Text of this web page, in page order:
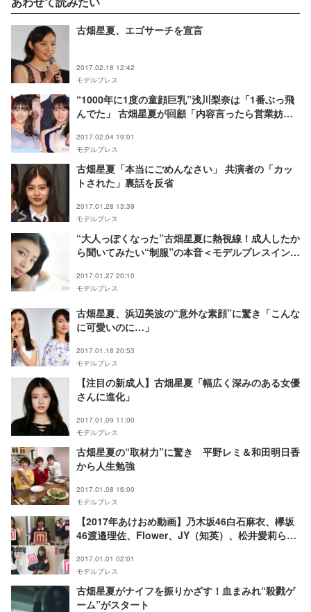
古畑星夏、エゴサーチを宣言
2017.02.18 12:42
モデルプレス
“1000年に1度の童顔巨乳”浅川梨奈は「1番ぶっ飛
んでた」 古畑星夏が回顧「内容言ったら営業妨害
2017.02.04 19:01
モデルプレス
古畑星夏「本当にごめんなさい」 共演者の「カッ
トされた」裏話を反省
2017.01.28 13:39
モデルプレス
“大人っぽくなった”古畑星夏に熱視線！成人したか
ら聞いてみたい“制服”の本音＜モデルプレスインタ
2017.01.27 20:10
モデルプレス
古畑星夏、浜辺美波の“意外な素顔”に驚き「こんな
に可愛いのに…」
2017.01.18 20:53
モデルプレス
【注目の新成人】古畑星夏「幅広く深みのある女優
さんに進化」
2017.01.09 11:00
モデルプレス
古畑星夏の“取材力”に驚き 平野レミ＆和田明日香
から人生勉強
2017.01.08 16:00
モデルプレス
【2017年あけおめ動画】乃木坂46白石麻衣、欅坂
46渡邉理佐、Flower、JY（知英）、松井愛莉らか
2017.01.01 02:01
モデルプレス
古畑星夏がナイフを振りかざす！血まみれ“殺戮ゲ
ーム”がスタート